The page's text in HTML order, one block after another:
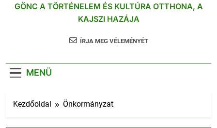
GÖNC A TÖRTÉNELEM ÉS KULTÚRA OTTHONA, A
KAJSZI HAZÁJA
ÍRJA MEG VÉLEMÉNYÉT
MENÜ
Kezdőoldal Önkormányzat